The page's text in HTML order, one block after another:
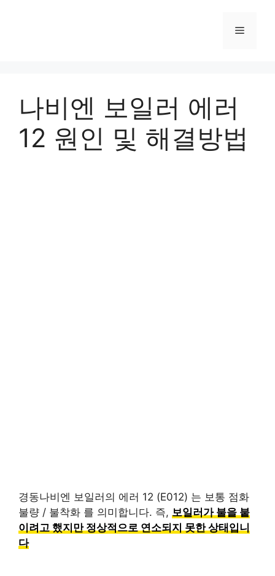
메
나비엔 보일러 에러
12 원인 및 해결방법
경동나비엔 보일러의 에러 12 (E012) 는 보통 점화
불량 / 불착화 를 의미합니다. 즉, 보일러가 불을 붙
이려고 했지만 정상적으로 연소되지 못한 상태입니
다